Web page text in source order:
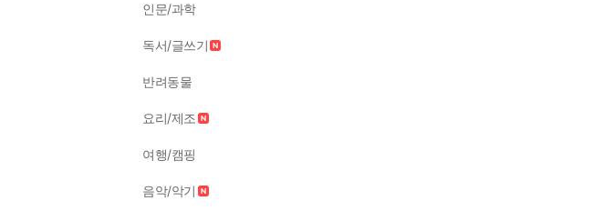
인문/과학
독서/글쓰기
반려동물
요리/제조
여행/캠핑
음악/악기